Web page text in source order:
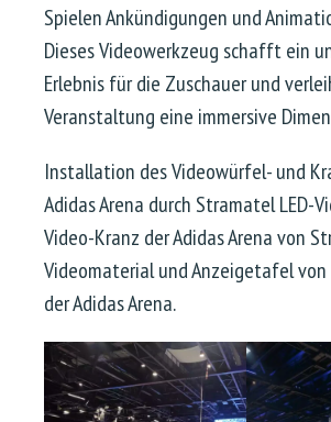
Spielen Ankündigungen und
Dieses Videowerkzeug schafft ein
Erlebnis für die Zuschauer und
Veranstaltung eine immersive
Installation des Videowürfel- und
Adidas Arena durch Stramatel LED-
Video-Kranz der Adidas Arena von
Videomaterial und Anzeigetafel
der Adidas Arena.